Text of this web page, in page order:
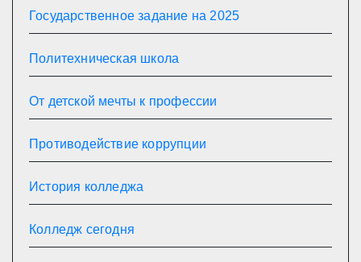
Государственное задание на 2025
Политехническая школа
От детской мечты к профессии
Противодействие коррупции
История колледжа
Колледж сегодня